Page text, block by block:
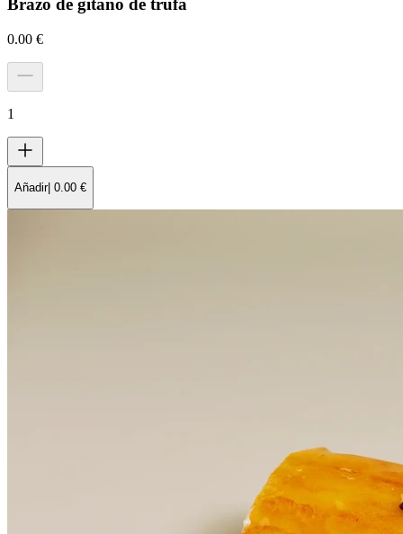
Brazo de gitano de trufa
0.00 €
1
Añadir| 0.00 €